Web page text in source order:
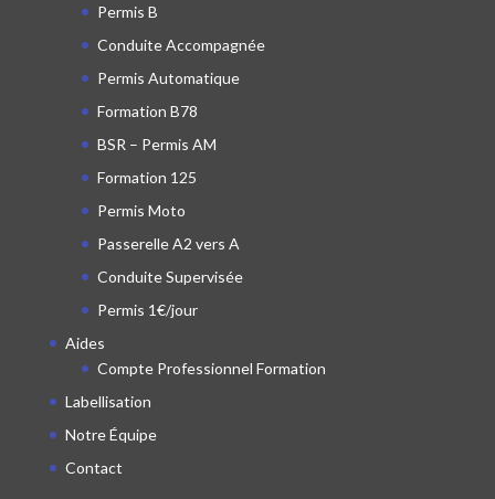
Permis B
Conduite Accompagnée
Permis Automatique
Formation B78
BSR – Permis AM
Formation 125
Permis Moto
Passerelle A2 vers A
Conduite Supervisée
Permis 1€/jour
Aides
Compte Professionnel Formation
Labellisation
Notre Équipe
Contact